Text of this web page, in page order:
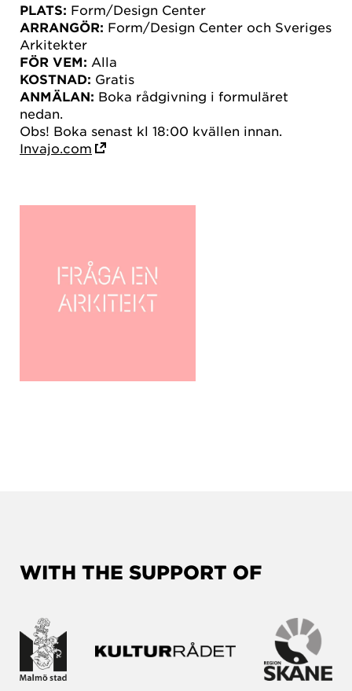
PLATS: Form/Design Center
ARRANGÖR: Form/Design Center och Sveriges
Arkitekter
FÖR VEM: Alla
KOSTNAD: Gratis
ANMÄLAN: Boka rådgivning i formuläret
nedan.
Obs! Boka senast kl 18:00 kvällen innan.
Invajo.com
WITH THE SUPPORT OF